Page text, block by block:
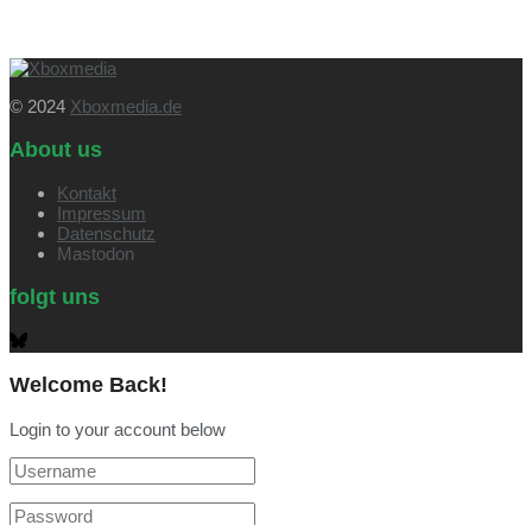
© 2024 Xboxmedia.de
About us
Kontakt
Impressum
Datenschutz
Mastodon
folgt uns
Welcome Back!
Login to your account below